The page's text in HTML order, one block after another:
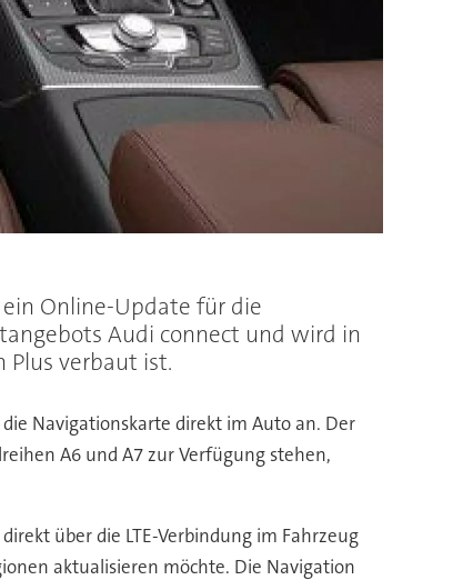
Online-Update für die
Audi connect und wird in
verbaut ist.
Navigationskarte direkt im Auto an. Der
A6 und A7 zur Verfügung stehen,
über die LTE-Verbindung im Fahrzeug
aktualisieren möchte. Die Navigation